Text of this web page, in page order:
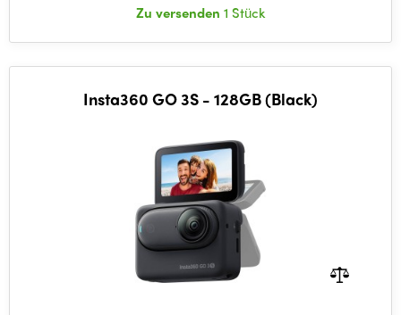
Zu versenden 1 Stück
Insta360 GO 3S - 128GB (Black)